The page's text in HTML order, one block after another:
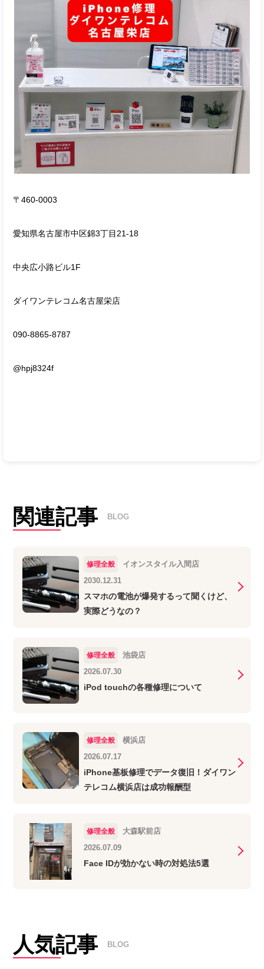
〒460-0003
愛知県名古屋市中区錦3丁目21-18
中央広小路ビル1F
ダイワンテレコム名古屋栄店
090-8865-8787
@hpj8324f
関連記事 BLOG
修理全般
イオンスタイル入間店
2030.12.31
スマホの電池が爆発するって聞くけど、
実際どうなの？
修理全般
池袋店
2026.07.30
iPod touchの各種修理について
修理全般
横浜店
2026.07.17
iPhone基板修理でデータ復旧！ダイワン
テレコム横浜店は成功報酬型
修理全般
大森駅前店
2026.07.09
Face IDが効かない時の対処法5選
人気記事 BLOG